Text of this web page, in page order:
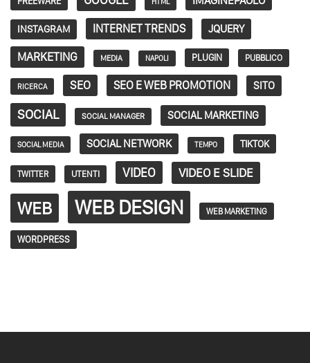
INSTAGRAM INTERNET TRENDS JQUERY
MARKETING MEDIA NAPOLI PLUGIN PUBBLICO
RICERCA SEO SEO E WEB PROMOTION SITO
SOCIAL SOCIAL MANAGER SOCIAL MARKETING
SOCIAL MEDIA SOCIAL NETWORK TEMPO TIKTOK
TWITTER UTENTI VIDEO VIDEO E SLIDE
WEB WEB DESIGN WEB MARKETING
WORDPRESS